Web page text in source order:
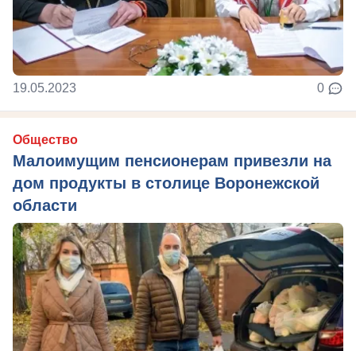
19.05.2023 0
Общество
Малоимущим пенсионерам привезли на
дом продукты в столице Воронежской
области